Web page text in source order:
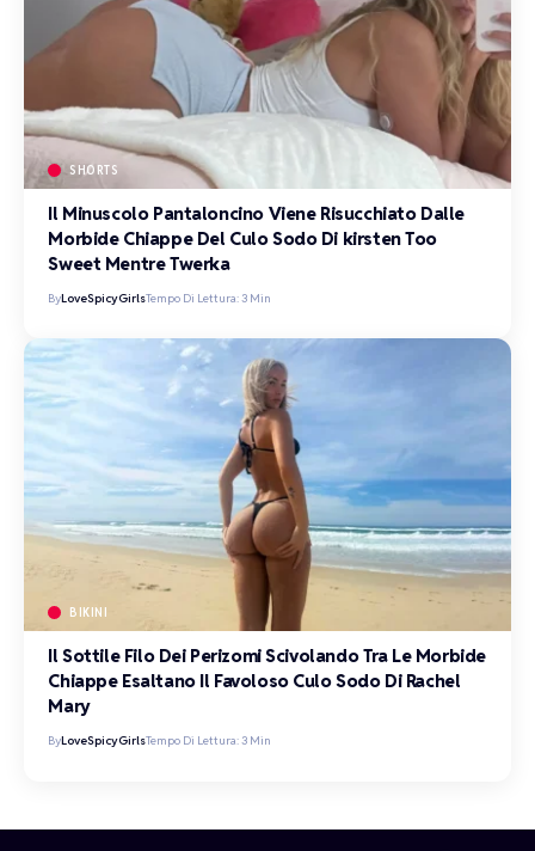
SHORTS
Il Minuscolo Pantaloncino Viene Risucchiato Dalle
Morbide Chiappe Del Culo Sodo Di kirsten Too
Sweet Mentre Twerka
ByLoveSpicyGirlsTempo Di Lettura: 3 Min
BIKINI
Il Sottile Filo Dei Perizomi Scivolando Tra Le Morbide
Chiappe Esaltano Il Favoloso Culo Sodo Di Rachel
Mary
ByLoveSpicyGirlsTempo Di Lettura: 3 Min